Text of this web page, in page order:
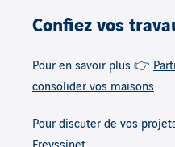
Confiez vos
Pour en savoir plus 👉
consolider vos maisons
Pour discuter de vos